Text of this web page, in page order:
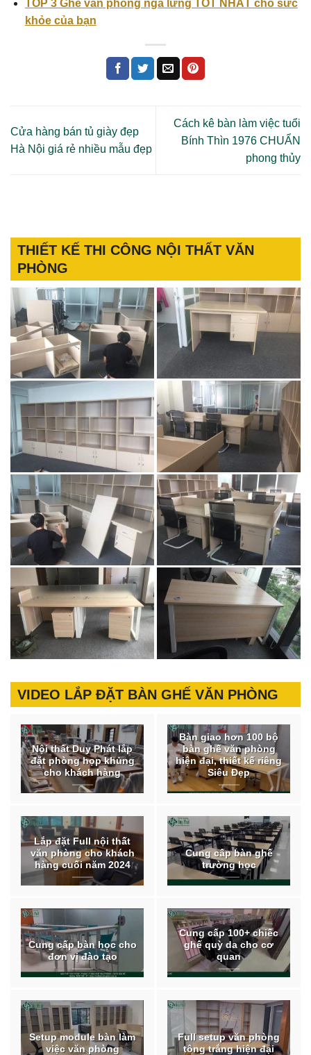
TOP 3 Ghế văn phòng ngả lưng TỐT NHẤT cho sức
khỏe của bạn
Cửa hàng bán tủ giày đẹp
Hà Nội giá rẻ nhiều mẫu đẹp
Cách kê bàn làm việc tuổi
Bính Thìn 1976 CHUẨN
phong thủy
THIẾT KẾ THI CÔNG NỘI THẤT VĂN
PHÒNG
VIDEO LẮP ĐẶT BÀN GHẾ VĂN PHÒNG
Nội thất Duy Phát lắp
đặt phòng họp khủng
cho khách hàng
Bàn giao hơn 100 bộ
bàn ghế văn phòng
hiện đại, thiết kế riêng
Siêu Đẹp
Lắp đặt Full nội thất
văn phòng cho khách
hàng cuối năm 2024
Cung cấp bàn ghế
trường học
Cung cấp bàn học cho
đơn vị đào tạo
Cung cấp 100+ chiếc
ghế quỳ da cho cơ
quan
Setup module bàn làm
việc văn phòng
Full setup văn phòng
tông trắng hiện đại